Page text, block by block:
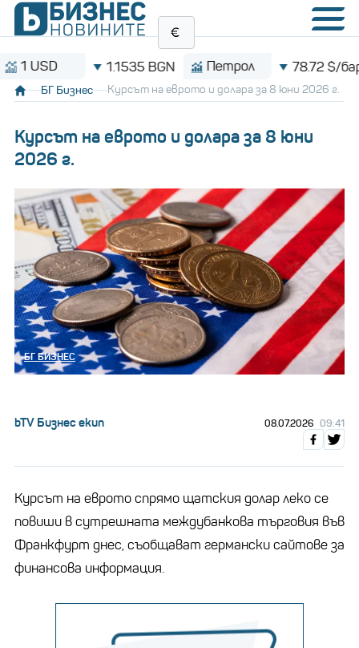
1.1535 BGN Петрол 78.72 $/барел
БГ Бизнес Курсът на еврото и долара за 8 юни 2026 г.
Курсът на еврото и долара за 8 юни
2026 г.
БГ БИЗНЕС
bTV Бизнес екип 08.07.2026 09:41
Курсът на еврото спрямо щатския долар леко се
повиши в сутрешната междубанкова търговия във
Франкфурт днес, съобщават германски сайтове за
финансова информация.